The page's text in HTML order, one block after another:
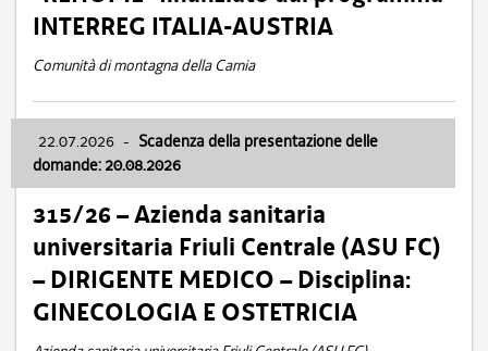
INTERREG ITALIA-AUSTRIA
Comunità di montagna della Carnia
22.07.2026 - Scadenza della presentazione delle
domande: 20.08.2026
315/26 – Azienda sanitaria
universitaria Friuli Centrale (ASU FC)
– DIRIGENTE MEDICO – Disciplina:
GINECOLOGIA E OSTETRICIA